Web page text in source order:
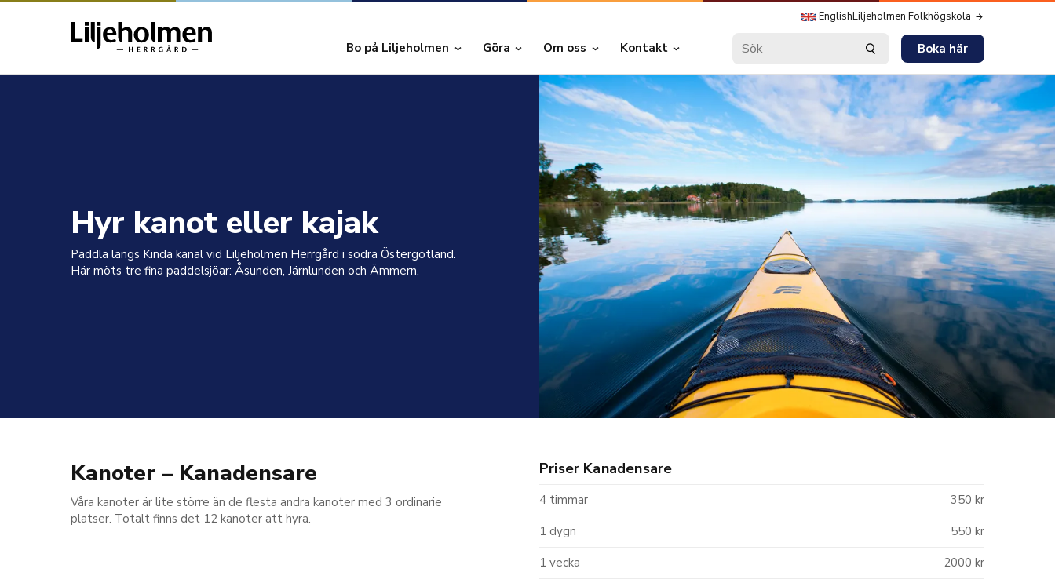
EnglishLiljeholmen Folkhögskola
Bo på Liljeholmen Göra Om oss Kontakt Sök Boka här
Hyr kanot eller kajak
Paddla längs Kinda kanal vid Liljeholmen Herrgård i södra Östergötland.
Här möts tre fina paddelsjöar: Åsunden, Järnlunden och Ämmern.
Kanoter – Kanadensare
Våra kanoter är lite större än de flesta andra kanoter med 3 ordinarie
platser. Totalt finns det 12 kanoter att hyra.
Priser Kanadensare
4 timmar
350 kr
1 dygn
550 kr
1 vecka
2000 kr